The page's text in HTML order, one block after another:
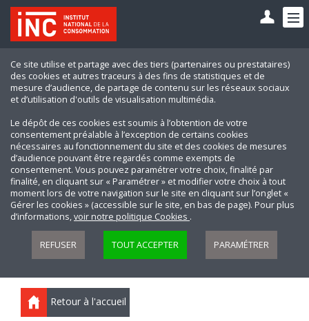
Ce site utilise et partage avec des tiers (partenaires ou prestataires)
des cookies et autres traceurs à des fins de statistiques et de
mesure d’audience, de partage de contenu sur les réseaux sociaux
et d’utilisation d'outils de visualisation multimédia.
Le dépôt de ces cookies est soumis à l’obtention de votre
consentement préalable à l’exception de certains cookies
nécessaires au fonctionnement du site et des cookies de mesures
d’audience pouvant être regardés comme exempts de
consentement. Vous pouvez paramétrer votre choix, finalité par
finalité, en cliquant sur « Paramétrer » et modifier votre choix à tout
moment lors de votre navigation sur le site en cliquant sur l’onglet «
Gérer les cookies » (accessible sur le site, en bas de page). Pour plus
d’informations,voir notre politique Cookies .
REFUSER TOUT ACCEPTER PARAMÉTRER
Retour à l'accueil